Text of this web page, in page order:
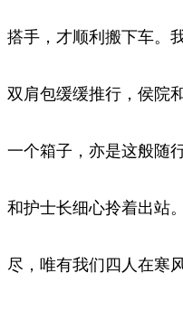
搭手，才顺利搬下车。
双肩包缓缓推行，侯院
一个箱子，亦是这般随
和护士长细心拎着出站
尽，唯有我们四人在寒